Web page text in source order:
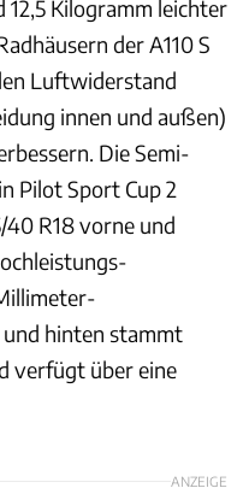
Kilogramm leichter
der A110 S
Luftwiderstand
innen und außen)
Die Semi-
Pilot Sport Cup 2
40 R18 vorne und
hinten stammt
verfügt über eine
ANZEIGE